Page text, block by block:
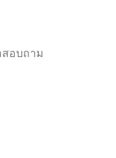
อบถาม